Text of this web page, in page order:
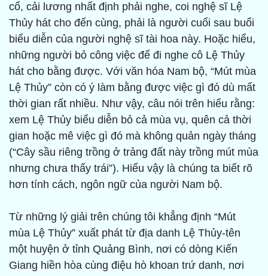
cổ, cải lương nhất định phải nghe, coi nghệ sĩ Lệ
Thủy hát cho đến cùng, phải là người cuối sau buổi
biểu diễn của người nghệ sĩ tài hoa này. Hoặc hiểu,
những người bỏ công việc để đi nghe cô Lệ Thủy
hát cho bằng được. Với văn hóa Nam bộ, “Mút mùa
Lệ Thủy” còn có ý làm bằng được việc gì đó dù mất
thời gian rất nhiều. Như vậy, câu nói trên hiểu rằng:
xem Lệ Thủy biểu diễn bỏ cả mùa vụ, quên cả thời
gian hoặc mê việc gì đó mà không quản ngày tháng
(“Cây sầu riêng trồng ở trảng đất này trồng mút mùa
nhưng chưa thấy trái”). Hiểu vậy là chúng ta biết rõ
hơn tính cách, ngôn ngữ của người Nam bộ.
Từ những lý giải trên chúng tôi khẳng định “Mút
mùa Lệ Thủy” xuất phát từ địa danh Lệ Thủy-tên
một huyện ở tỉnh Quảng Bình, nơi có dòng Kiến
Giang hiền hòa cùng điệu hò khoan trứ danh, nơi